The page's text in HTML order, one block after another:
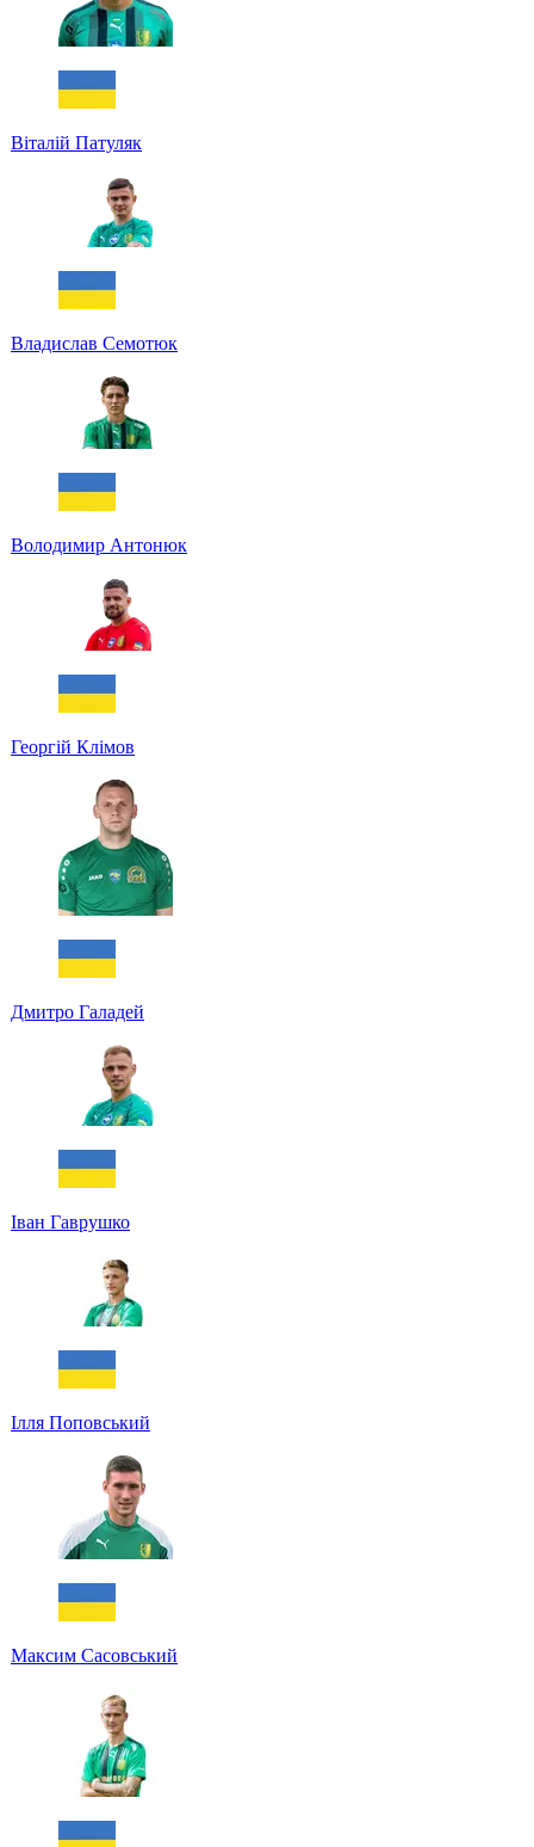
Віталій Патуляк
Владислав Семотюк
Володимир Антонюк
Георгій Клімов
Дмитро Галадей
Іван Гаврушко
Ілля Поповський
Максим Сасовський